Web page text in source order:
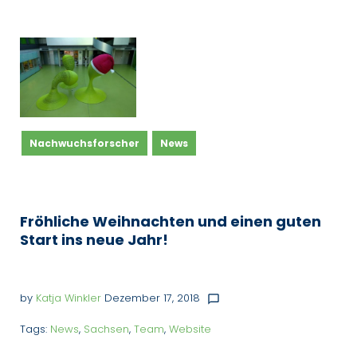
Nachwuchsforscher News
Fröhliche Weihnachten und einen guten
Start ins neue Jahr!
by Katja Winkler Dezember 17, 2018 chat_bubble_outline
Tags: News, Sachsen, Team, Website